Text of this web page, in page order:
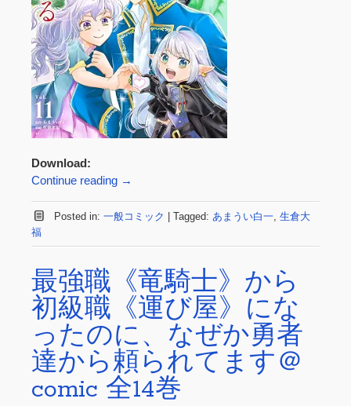
Download:
Continue reading →
Posted in: 一般コミック | Tagged: あまうい白一, 生倉大
福
最強職《竜騎士》から
初級職《運び屋》にな
ったのに、なぜか勇者
達から頼られてます＠
comic 全14巻